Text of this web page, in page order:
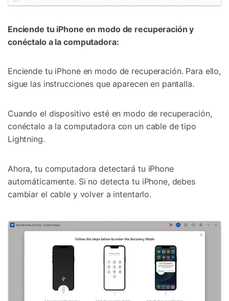
Enciende tu iPhone en modo de recuperación y
conéctalo a la computadora:
Enciende tu iPhone en modo de recuperación. Para ello,
sigue las instrucciones que aparecen en pantalla.
Cuando el dispositivo esté en modo de recuperación,
conéctalo a la computadora con un cable de tipo
Lightning.
Ahora, tu computadora detectará tu iPhone
automáticamente. Si no detecta tu iPhone, debes
cambiar el cable y volver a intentarlo.